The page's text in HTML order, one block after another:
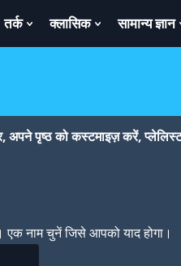
तर्क
Show
Submenu
क्लासिक
Show
Submenu
सामान्य ज्ञान
अपने पृष्ठ को कस्टमाइज़ करें,
एक नाम चुनें जिसे आपको याद होगा।